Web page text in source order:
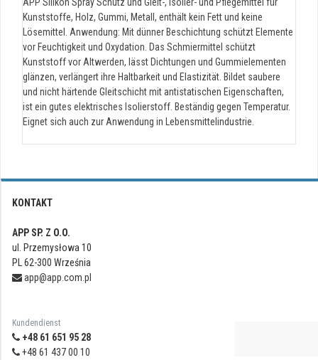
Kunststoffe, Holz, Gummi, Metall, enthält kein Fett und keine
Lösemittel. Anwendung: Mit dünner Beschichtung schützt Elemente
vor Feuchtigkeit und Oxydation. Das Schmiermittel schützt
Kunststoff vor Altwerden, lässt Dichtungen und Gummielementen
glänzen, verlängert ihre Haltbarkeit und Elastizität. Bildet saubere
und nicht härtende Gleitschicht mit antistatischen Eigenschaften,
ist ein gutes elektrisches Isolierstoff. Beständig gegen Temperatur.
Eignet sich auch zur Anwendung in Lebensmittelindustrie.
KONTAKT
APP SP. Z O.O.
ul. Przemysłowa 10
PL 62-300 Września
app@app.com.pl
Kundendienst
+48 61 651 95 28
+48 61 437 00 10